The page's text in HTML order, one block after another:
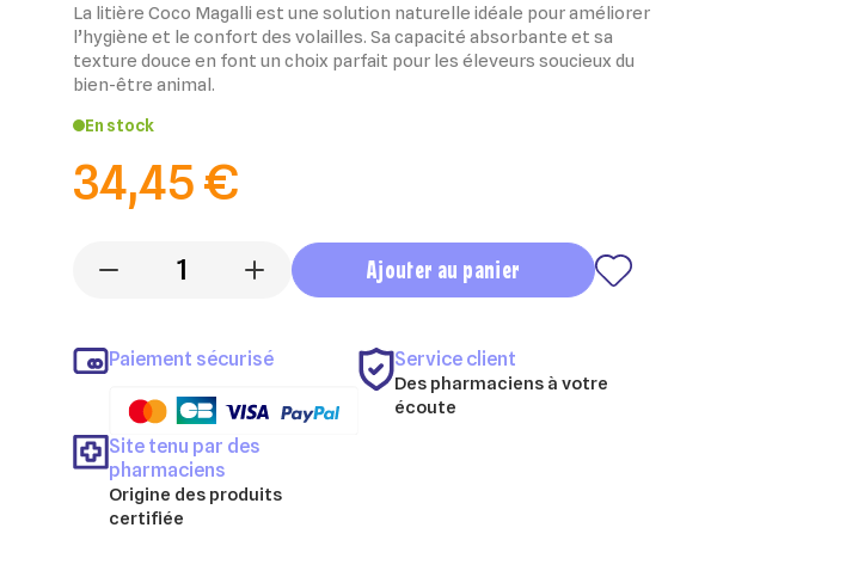
La litière Coco Magalli est une solution naturelle idéale pour améliorer
l’hygiène et le confort des volailles. Sa capacité absorbante et sa
texture douce en font un choix parfait pour les éleveurs soucieux du
bien-être animal.
En stock
34,45 €
- + Ajouter au panier
Paiement sécurisé Service client
Des pharmaciens à votre
écoute
Site tenu par des
pharmaciens
Origine des produits
certifiée